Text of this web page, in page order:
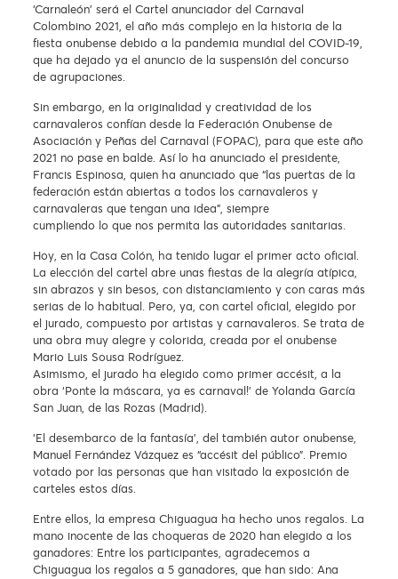
‘Carnaleón’ será el Cartel anunciador del Carnaval
Colombino 2021, el año más complejo en la historia de la
fiesta onubense debido a la pandemia mundial del COVID-19,
que ha dejado ya el anuncio de la suspensión del concurso
de agrupaciones.
Sin embargo, en la originalidad y creatividad de los
carnavaleros confían desde la Federación Onubense de
Asociación y Peñas del Carnaval (FOPAC), para que este año
2021 no pase en balde. Así lo ha anunciado el presidente,
Francis Espinosa, quien ha anunciado que “las puertas de la
federación están abiertas a todos los carnavaleros y
carnavaleras que tengan una idea”, siempre
cumpliendo lo que nos permita las autoridades sanitarias.
Hoy, en la Casa Colón, ha tenido lugar el primer acto oficial.
La elección del cartel abre unas fiestas de la alegría atípica,
sin abrazos y sin besos, con distanciamiento y con caras más
serias de lo habitual. Pero, ya, con cartel oficial, elegido por
el jurado, compuesto por artistas y carnavaleros. Se trata de
una obra muy alegre y colorida, creada por el onubense
Mario Luis Sousa Rodríguez.
Asimismo, el jurado ha elegido como primer accésit, a la
obra ‘Ponte la máscara, ya es carnaval!’ de Yolanda García
San Juan, de las Rozas (Madrid).
‘El desembarco de la fantasía’, del también autor onubense,
Manuel Fernández Vázquez es “accésit del público”. Premio
votado por las personas que han visitado la exposición de
carteles estos días.
Entre ellos, la empresa Chiguagua ha hecho unos regalos. La
mano inocente de las choqueras de 2020 han elegido a los
ganadores: Entre los participantes, agradecemos a
Chiguagua los regalos a 5 ganadores, que han sido: Ana